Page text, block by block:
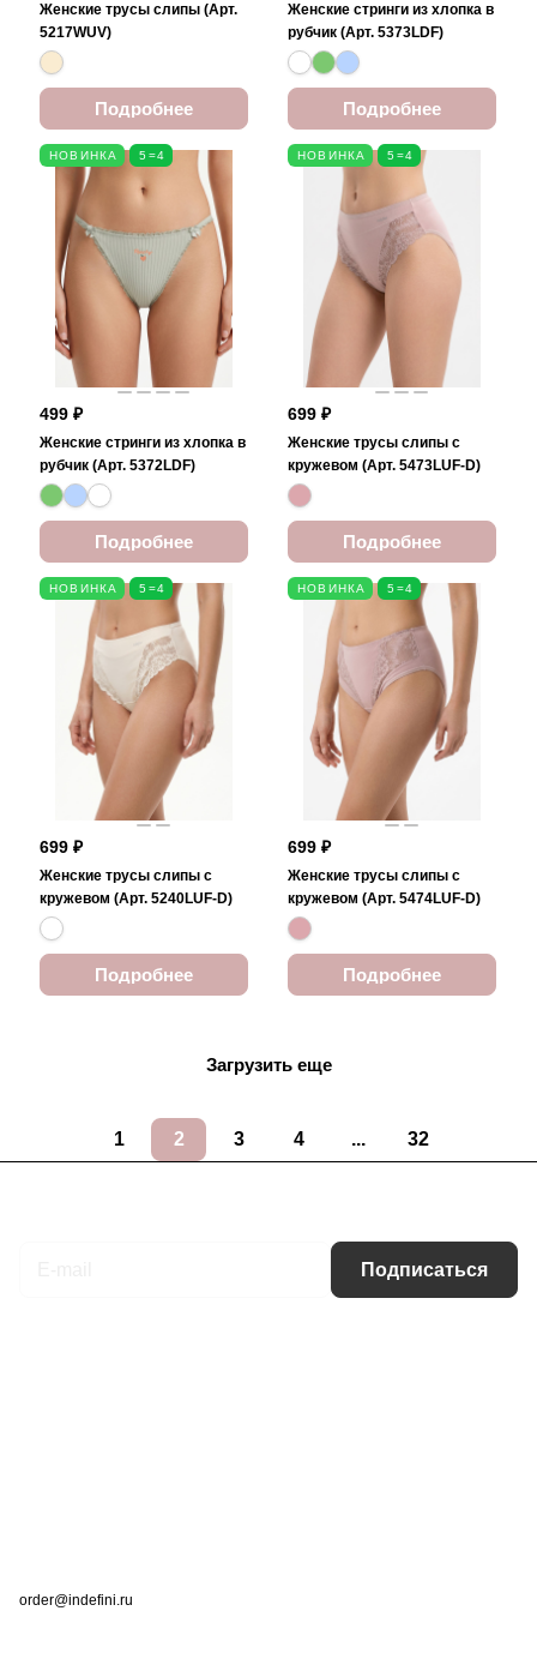
Женские трусы слипы (Арт.
5217WUV)
Подробнее
Женские стринги из хлопка в
рубчик (Арт. 5373LDF)
Подробнее
НОВИНКА 5=4
499 ₽
Женские стринги из хлопка в
рубчик (Арт. 5372LDF)
Подробнее
НОВИНКА 5=4
699 ₽
Женские трусы слипы с
кружевом (Арт. 5473LUF-D)
Подробнее
НОВИНКА 5=4
699 ₽
Женские трусы слипы с
кружевом (Арт. 5240LUF-D)
Подробнее
НОВИНКА 5=4
699 ₽
Женские трусы слипы с
кружевом (Арт. 5474LUF-D)
Подробнее
Загрузить еще
1 2 3 4 ... 32
Подписаться
order@indefini.ru